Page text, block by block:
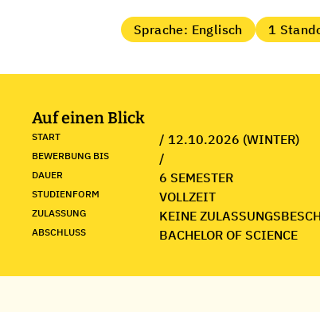
Sprache: Englisch 1
Auf einen Blick
START / 12.10.2026 (WINTER)
BEWERBUNG BIS /
DAUER 6 SEMESTER
STUDIENFORM VOLLZEIT
ZULASSUNG KEINE
ABSCHLUSS BACHELOR OF SCIENCE